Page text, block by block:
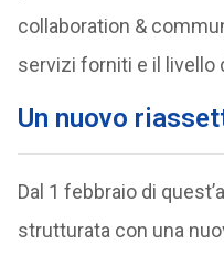
collaboration &
servizi forniti e il
Un nuovo
Dal 1 febbraio di
strutturata con una